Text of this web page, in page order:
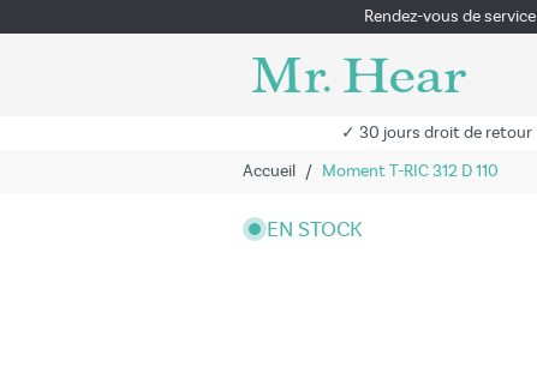
Rendez-vous de service
✓ 30 jours droit de retour
Accueil / Moment T-RIC 312 D 110
EN STOCK